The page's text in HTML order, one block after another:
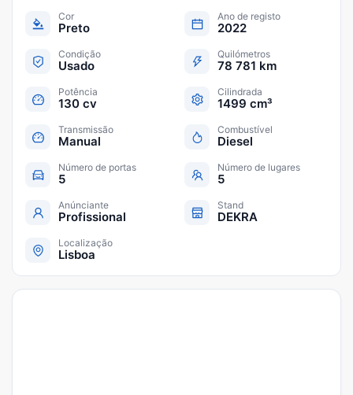
Cor
Preto
Ano de registo
2022
Condição
Usado
Quilómetros
78 781 km
Potência
130 cv
Cilindrada
1499 cm³
Transmissão
Manual
Combustível
Diesel
Número de portas
5
Número de lugares
5
Anúnciante
Profissional
Stand
DEKRA
Localização
Lisboa